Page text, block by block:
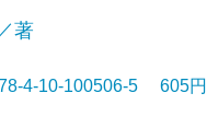
著
4-10-100506-5 605